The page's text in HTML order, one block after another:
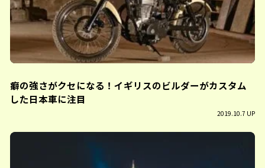
癖の強さがクセになる！イギリスのビルダーがカスタム
した日本車に注目
2019.10.7 UP